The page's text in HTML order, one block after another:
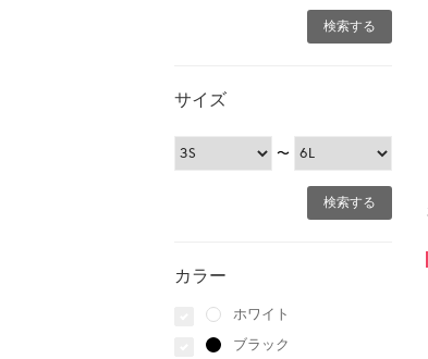
サイズ
〜
カラー
ホワイト
ブラック